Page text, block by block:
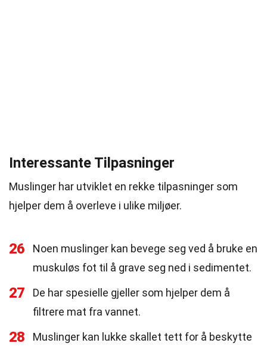
Interessante Tilpasninger
Muslinger har utviklet en rekke tilpasninger som
hjelper dem å overleve i ulike miljøer.
26
Noen muslinger kan bevege seg ved å bruke en
muskuløs fot til å grave seg ned i sedimentet.
27
De har spesielle gjeller som hjelper dem å
filtrere mat fra vannet.
28
Muslinger kan lukke skallet tett for å beskytte